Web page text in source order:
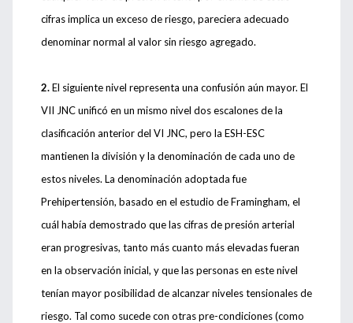
cifras implica un exceso de riesgo, pareciera adecuado
denominar normal al valor sin riesgo agregado.
2.El siguiente nivel representa una confusión aún mayor. El
VII JNC unificó en un mismo nivel dos escalones de la
clasificación anterior del VI JNC, pero la ESH-ESC
mantienen la división y la denominación de cada uno de
estos niveles. La denominación adoptada fue
Prehipertensión, basado en el estudio de Framingham, el
cuál había demostrado que las cifras de presión arterial
eran progresivas, tanto más cuanto más elevadas fueran
en la observación inicial, y que las personas en este nivel
tenían mayor posibilidad de alcanzar niveles tensionales de
riesgo. Tal como sucede con otras pre-condiciones (como